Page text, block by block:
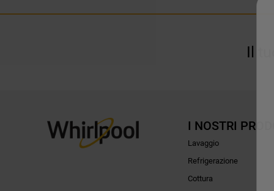
Il
I NOSTRI
Lavaggio
Refrigerazione
Cottura